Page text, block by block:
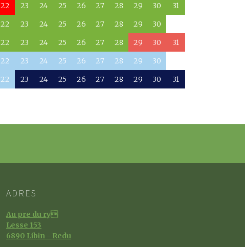
22 23 24 25 26 27 28 29 30
31
22 23 24 25 26 27 28 29
30
22 23 24 25 26 27 28 29 30
31
22 23 24 25 26 27 28 29
30
22 23 24 25 26 27 28 29 30 31
ADRES
Au pre du ry
Lesse 153
6890 Libin - Redu